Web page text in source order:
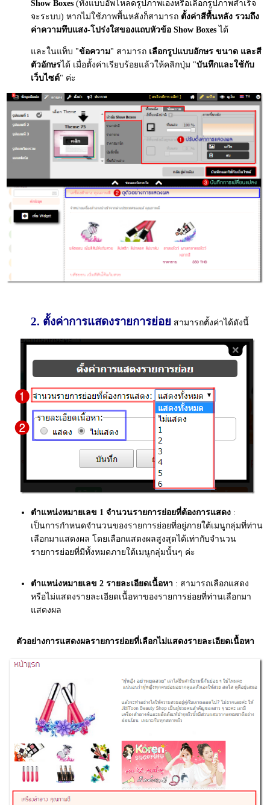
Show Boxes (ทั้งแบบอัพโหลดรูปภาพเองหรือเลือกรูปภาพสำเร็จ
จะระบบ) หากไม่ใช้ภาพพื้นหลังก็สามารถ ตั้งค่าสีพื้นหลัง รวมถึง
ค่าความทึบแสง-โปร่งใสของแถบหัวข้อ Show Boxes ได้
และในแท็บ "ข้อความ" สามารถ เลือกรูปแบบอักษร ขนาด และสี
ตัวอักษรได้ เมื่อตั้งค่าเรียบร้อยแล้วให้คลิกปุ่ม "บันทึกและใช้กับ
เว็บไซต์" ค่ะ
2. ตั้งค่าการแสดงรายการย่อย สามารถตั้งค่าได้ดังนี้
ตำแหน่งหมายเลข 1 จำนวนรายการย่อยที่ต้องการแสดง :
เป็นการกำหนดจำนวนของรายการย่อยที่อยู่ภายใต้เมนูกลุ่มที่ท่าน
เลือกมาแสดงผล โดยเลือกแสดงผลสูงสุดได้เท่ากับจำนวน
รายการย่อยที่มีทั้งหมดภายใต้เมนูกลุ่มนั้นๆ ค่ะ
ตำแหน่งหมายเลข 2รายละเอียดเนื้อหา : สามารถเลือกแสดง
หรือไม่แสดงรายละเอียดเนื้อหาของรายการย่อยที่ท่านเลือกมา
แสดงผล
ตัวอย่างการแสดงผลรายการย่อยที่เลือกไม่แสดงรายละเอียดเนื้อหา